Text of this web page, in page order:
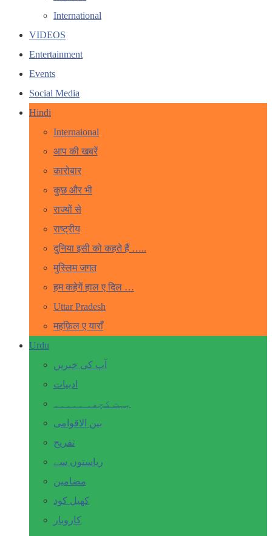
International
VIDEOS
Entertainment
Events
Social Media
Hindi
Internaional
आप की खबरें
कारोबार
कुछ और भी
राज्यों से
राष्ट्रीय
दुनिया इसी को कहते हैं …..
मुस्लिम जगत
हम कहेगें हाल ए दिल …
Uttar Pradesh
महफ़िल ए याराँ
Urdu
آپ کی خبریں
ادبیات
بہت کچھ۔ ۔۔۔۔۔
بین الاقوامی
تفریح
ریاستوں سے
مضامین
کھیل کود
کاروبار